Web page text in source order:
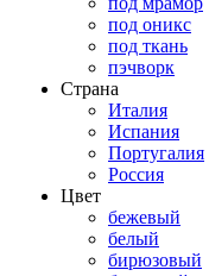
под оникс
под ткань
пэчворк
Страна
Италия
Испания
Португалия
Россия
Цвет
бежевый
белый
бирюзовый